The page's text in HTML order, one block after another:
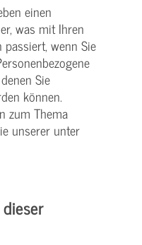
einen
was mit Ihren
passiert, wenn Sie
Sie
können.
zum Thema
unserer unter